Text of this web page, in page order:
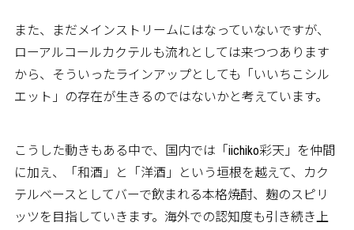
また、まだメインストリームにはなっていないですが、
ローアルコールカクテルも流れとしては来つつあります
から、そういったラインアップとしても「いいちこシル
エット」の存在が生きるのではないかと考えています。
こうした動きもある中で、国内では「iichiko彩天」を仲間
に加え、「和酒」と「洋酒」という垣根を越えて、カク
テルベースとしてバーで飲まれる本格焼酎、麹のスピリ
ッツを目指していきます。海外での認知度も引き続き上